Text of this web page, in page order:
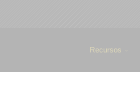
Recursos